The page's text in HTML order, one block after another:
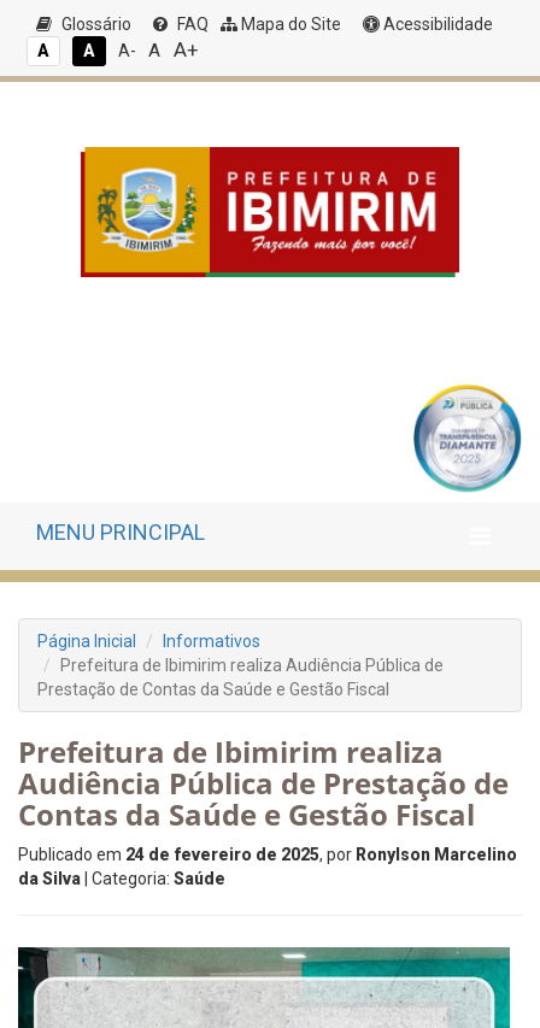
Glossário FAQ Mapa do Site
Acessibilidade
A
A A- A A+
MENU PRINCIPAL
Página Inicial
Informativos
Prefeitura de Ibimirim realiza Audiência Pública de
Prestação de Contas da Saúde e Gestão Fiscal
Prefeitura de Ibimirim realiza
Audiência Pública de Prestação de
Contas da Saúde e Gestão Fiscal
Publicado em 24 de fevereiro de 2025, por Ronylson Marcelino
da Silva | Categoria: Saúde